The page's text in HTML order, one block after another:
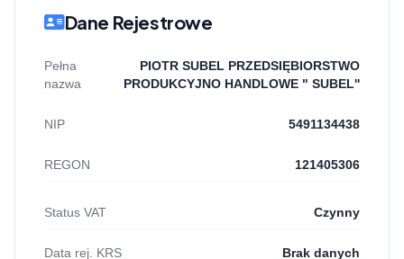
Dane Rejestrowe
Pełna
nazwa
PIOTR SUBEL PRZEDSIĘBIORSTWO
PRODUKCYJNO HANDLOWE " SUBEL''
NIP 5491134438
REGON 121405306
Status VAT Czynny
Data rej. KRS Brak danych